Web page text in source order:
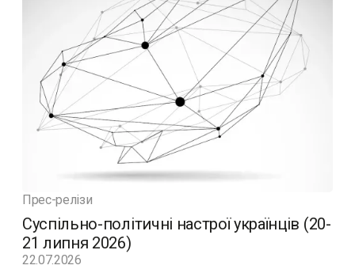
Прес-релізи
Суспільно-політичні настрої українців (20-
21 липня 2026)
22.07.2026